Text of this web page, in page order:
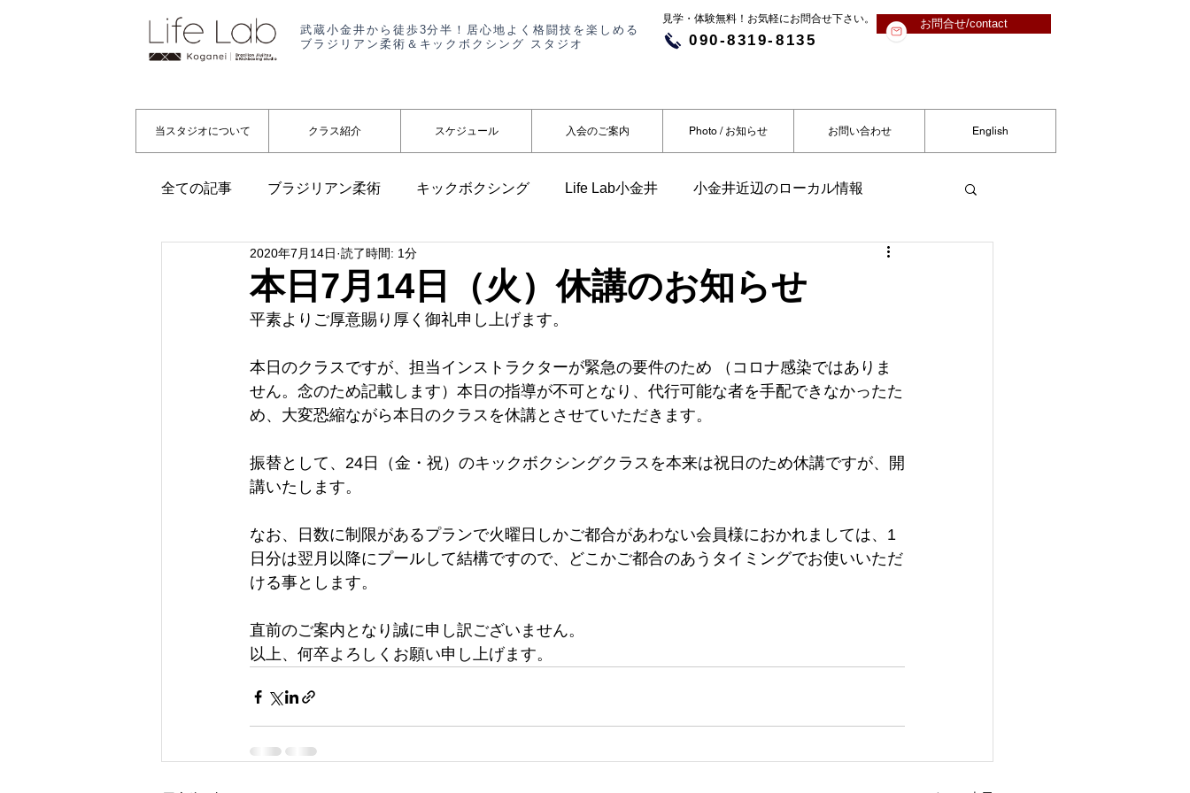
武蔵小金井から徒歩3分半！居心地よく格闘技を楽しめる
ブラジリアン柔術＆キックボクシング スタジオ
090-8319-8135
お問合せ/contact
​​見学・体験無料！お気軽にお問合せ下さい。
当スタジオについて クラス紹介 スケジュール 入会のご案内 Photo / お知らせ お問い合わせ English
全ての記事 ブラジリアン柔術 キックボクシング Life Lab小金井 小金井近辺のローカル情報
代表コラム 起業 お知らせ
本日7月14日（火）休講のお知らせ
2020年7月14日 読了時間: 1分
平素よりご厚意賜り厚く御礼申し上げます。
本日のクラスですが、担当インストラクターが緊急の要件のため （コロナ感染ではありま
せん。念のため記載します）本日の指導が不可となり、代行可能な者を手配できなかったた
め、大変恐縮ながら本日のクラスを休講とさせていただきます。
振替として、24日（金・祝）のキックボクシングクラスを本来は祝日のため休講ですが、開
講いたします。
なお、日数に制限があるプランで火曜日しかご都合があわない会員様におかれましては、1
日分は翌月以降にプールして結構ですので、どこかご都合のあうタイミングでお使いいただ
ける事とします。
直前のご案内となり誠に申し訳ございません。
以上、何卒よろしくお願い申し上げます。